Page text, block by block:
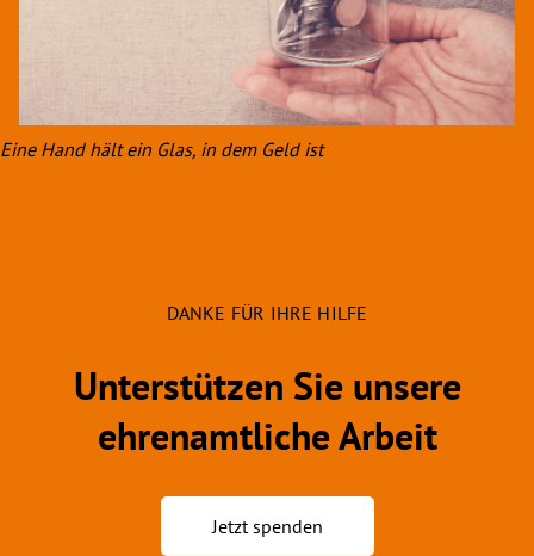
Eine Hand hält ein Glas, in dem Geld ist
DANKE FÜR IHRE HILFE
Unterstützen Sie unsere
ehrenamtliche Arbeit
Jetzt spenden